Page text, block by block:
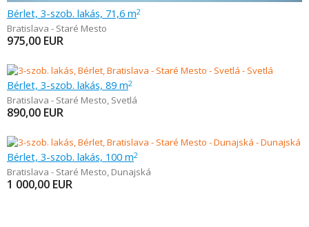
Bérlet, 3-szob. lakás, 71,6 m2
Bratislava - Staré Mesto
975,00 EUR
Bérlet, 3-szob. lakás, 89 m2
Bratislava - Staré Mesto, Svetlá
890,00 EUR
Bérlet, 3-szob. lakás, 100 m2
Bratislava - Staré Mesto, Dunajská
1 000,00 EUR